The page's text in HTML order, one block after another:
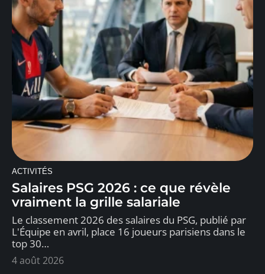
ACTIVITÉS
Salaires PSG 2026 : ce que révèle
vraiment la grille salariale
Le classement 2026 des salaires du PSG, publié par
L'Équipe en avril, place 16 joueurs parisiens dans le
top 30…
4 août 2026